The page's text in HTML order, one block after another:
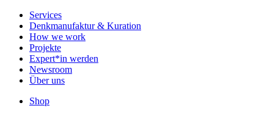
Services
Denkmanufaktur & Kuration
How we work
Projekte
Expert*in werden
Newsroom
Über uns
Shop